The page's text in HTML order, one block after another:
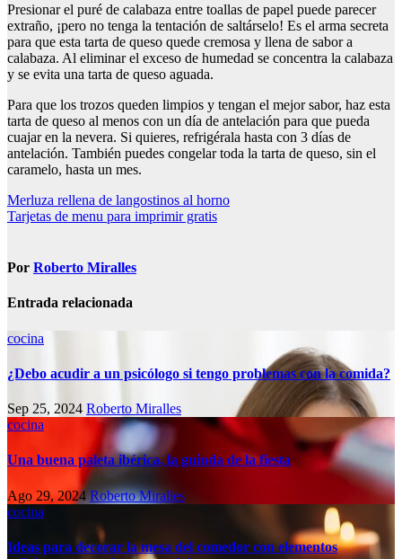
Presionar el puré de calabaza entre toallas de papel puede parecer
extraño, ¡pero no tenga la tentación de saltárselo! Es el arma secreta
para que esta tarta de queso quede cremosa y llena de sabor a
calabaza. Al eliminar el exceso de humedad se concentra la calabaza
y se evita una tarta de queso aguada.
Para que los trozos queden limpios y tengan el mejor sabor, haz esta
tarta de queso al menos con un día de antelación para que pueda
cuajar en la nevera. Si quieres, refrigérala hasta con 3 días de
antelación. También puedes congelar toda la tarta de queso, sin el
caramelo, hasta un mes.
Navegación
de
Merluza rellena de langostinos al horno
Tarjetas de menu para imprimir gratis
Por Roberto Miralles
Entrada relacionada
cocina
¿Debo acudir a un psicólogo si tengo problemas con la comida?
Sep 25, 2024 Roberto Miralles
cocina
Una buena paleta ibérica, la guinda de la fiesta
Ago 29, 2024Roberto Miralles
cocina
Ideas para decorar la mesa del comedor con elementos